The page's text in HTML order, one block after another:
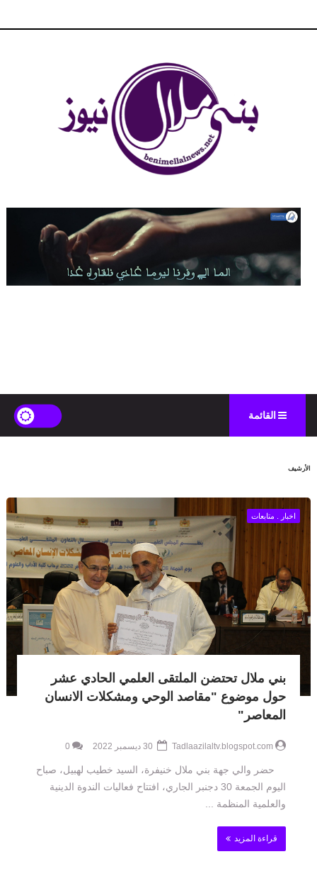
القائمة
الأرشيف
اخبار . متابعات
بني ملال تحتضن الملتقى العلمي الحادي عشر
حول موضوع "مقاصد الوحي ومشكلات الانسان
المعاصر"
Tadlaazilaltv.blogspot.com
0
حضر والي جهة بني ملال خنيفرة، السيد خطيب لهبيل، صباح
اليوم الجمعة 30 دجنبر الجاري، افتتاح فعاليات الندوة الدينية
والعلمية المنظمة ...
قراءة المزيد